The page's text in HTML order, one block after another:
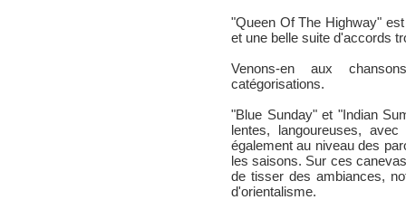
"Queen Of The Highway"
et une belle suite d'accords
Venons-en aux
catégorisations.
"Blue Sunday" et "Indian
lentes, langoureuses,
également au niveau des
les saisons. Sur ces
de tisser des ambiances,
d'orientalisme.